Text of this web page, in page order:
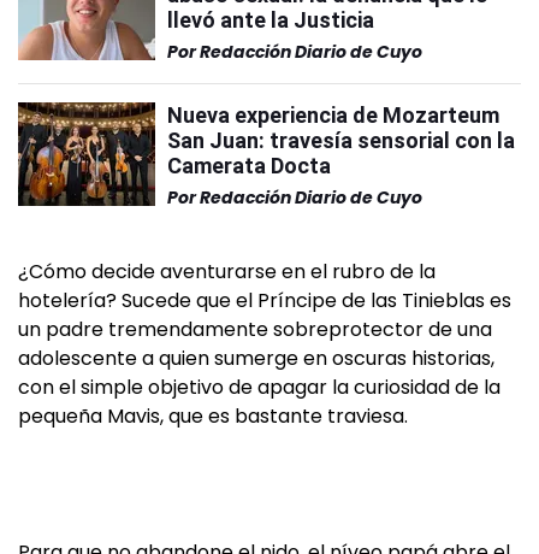
llevó ante la Justicia
PorRedacción Diario de Cuyo
Nueva experiencia de Mozarteum
San Juan: travesía sensorial con la
Camerata Docta
PorRedacción Diario de Cuyo
¿Cómo decide aventurarse en el rubro de la
hotelería? Sucede que el Príncipe de las Tinieblas es
un padre tremendamente sobreprotector de una
adolescente a quien sumerge en oscuras historias,
con el simple objetivo de apagar la curiosidad de la
pequeña Mavis, que es bastante traviesa.